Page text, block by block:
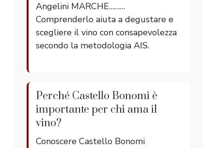
Angelini MARCHE………
Comprenderlo aiuta a degustare e
scegliere il vino con consapevolezza
secondo la metodologia AIS.
Perché Castello Bonomi è
importante per chi ama il
vino?
Conoscere Castello Bonomi